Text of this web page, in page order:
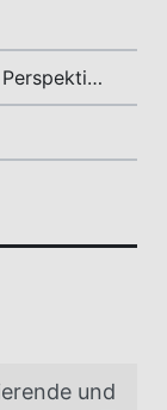
Studienabbruch?! Neue Wege und Perspektiven
und